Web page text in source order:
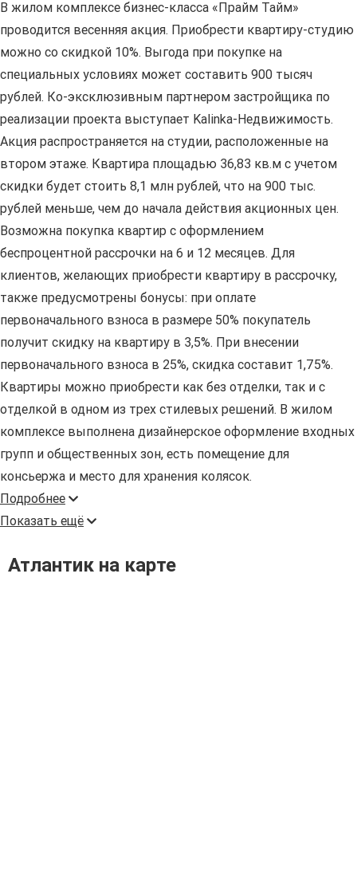
В жилом комплексе бизнес-класса «Прайм Тайм»
проводится весенняя акция. Приобрести квартиру-студию
можно со скидкой 10%. Выгода при покупке на
специальных условиях может составить 900 тысяч
рублей. Ко-эксклюзивным партнером застройщика по
реализации проекта выступает Kalinka-Недвижимость.
Акция распространяется на студии, расположенные на
втором этаже. Квартира площадью 36,83 кв.м с учетом
скидки будет стоить 8,1 млн рублей, что на 900 тыс.
рублей меньше, чем до начала действия акционных цен.
Возможна покупка квартир с оформлением
беспроцентной рассрочки на 6 и 12 месяцев. Для
клиентов, желающих приобрести квартиру в рассрочку,
также предусмотрены бонусы: при оплате
первоначального взноса в размере 50% покупатель
получит скидку на квартиру в 3,5%. При внесении
первоначального взноса в 25%, скидка составит 1,75%.
Квартиры можно приобрести как без отделки, так и с
отделкой в одном из трех стилевых решений. В жилом
комплексе выполнена дизайнерское оформление входных
групп и общественных зон, есть помещение для
консьержа и место для хранения колясок.
Подробнее
Показать ещё
Атлантик на карте